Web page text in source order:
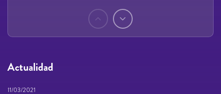
Actualidad
11/03/2021